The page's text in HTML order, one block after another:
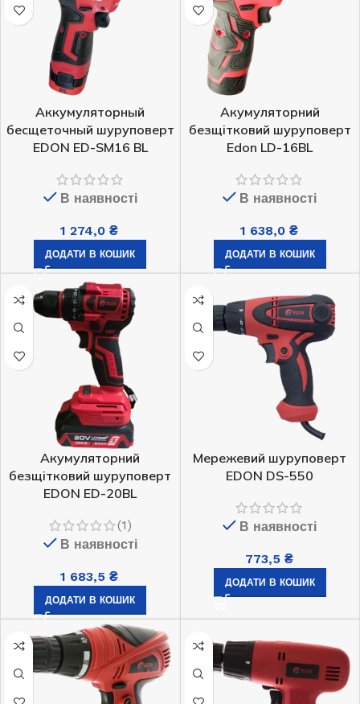
Аккумуляторный
бесщеточный шуруповерт
EDON ED-SM16 BL
В наявності
1 274,0₴
ДОДАТИ В КОШИК
Акумуляторний
безщітковий шуруповерт
Edon LD-16BL
В наявності
1 638,0 ₴
ДОДАТИ В КОШИК
Акумуляторний
безщітковий шуруповерт
EDON ED-20BL
(1)
В наявності
1 683,5₴
ДОДАТИ В КОШИК
Мережевий шуруповерт
EDON DS-550
В наявності
773,5 ₴
ДОДАТИ В КОШИК